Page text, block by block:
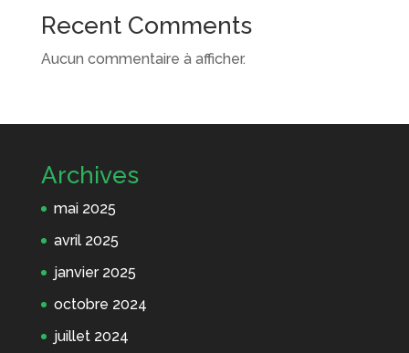
Recent Comments
Aucun commentaire à afficher.
Archives
mai 2025
avril 2025
janvier 2025
octobre 2024
juillet 2024